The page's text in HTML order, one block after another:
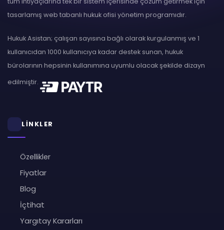
tasarlamış web tabanlı hukuk ofisi yönetim programıdır.
Hukuk Asistan; çalışan sayısına bağlı olarak kurgulanmış ve 1
kullanıcıdan 1000 kullanıcıya kadar destek sunan, hukuk
bürolarının hepsinin kullanımına uyumlu olacak şekilde dizayn
edilmiştir.
LİNKLER
Özellikler
Fiyatlar
Blog
İçtihat
Yargıtay Kararları